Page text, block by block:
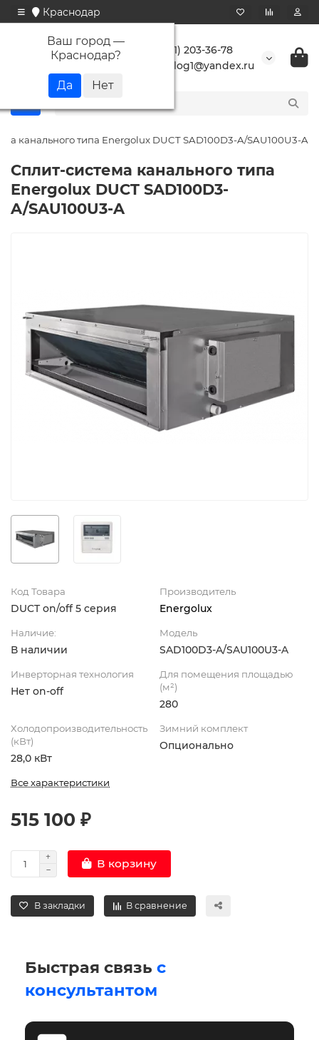
Краснодар
Ваш город —
Краснодар?
+7 (861) 203-36-78
buranlog1@yandex.ru
канального типа Energolux DUCT SAD100D3-A/SAU100U3-A
Сплит-система канального типа
Energolux DUCT SAD100D3-
A/SAU100U3-A
Код Товара
DUCT on/off 5 серия
Производитель
Energolux
Наличие:
В наличии
Модель
SAD100D3-A/SAU100U3-A
Инверторная технология
Нет on-off
Для помещения площадью
(м²)
280
Холодопроизводительность
(кВт)
28,0 кВт
Зимний комплект
Опционально
Все характеристики
515 100 ₽
В корзину
В закладки В сравнение
Быстрая связь с
консультантом